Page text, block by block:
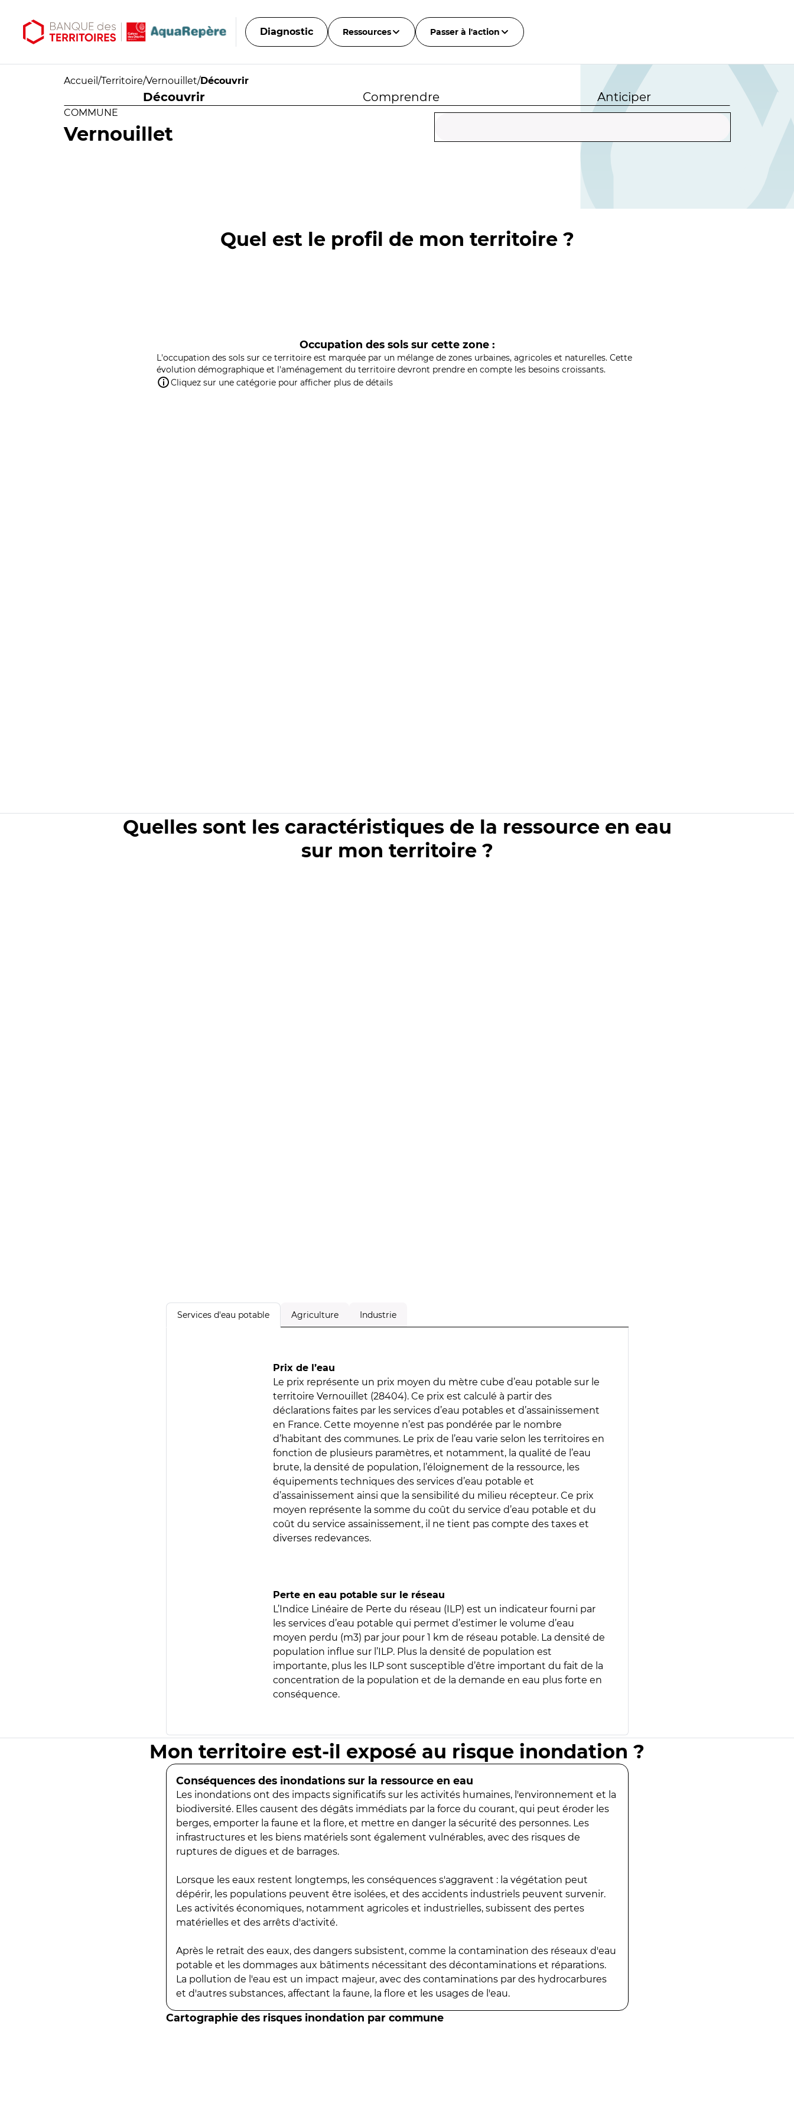
Diagnostic Ressources Passer à l'action
Accueil /Territoire/Vernouillet/Découvrir
Découvrir Comprendre Anticiper
COMMUNE
Vernouillet
Quel est le profil de mon territoire ?
Occupation des sols sur cette zone :
L'occupation des sols sur ce territoire est marquée par un mélange de zones urbaines, agricoles et naturelles. Cette
évolution démographique et l'aménagement du territoire devront prendre en compte les besoins croissants.
Cliquez sur une catégorie pour afficher plus de détails
Quelles sont les caractéristiques de la ressource en eau
sur mon territoire ?
Services d'eau potable Agriculture Industrie
Prix de l’eau
Le prix représente un prix moyen du mètre cube d’eau potable sur le
territoire Vernouillet (28404). Ce prix est calculé à partir des
déclarations faites par les services d’eau potables et d’assainissement
en France. Cette moyenne n’est pas pondérée par le nombre
d’habitant des communes. Le prix de l’eau varie selon les territoires en
fonction de plusieurs paramètres, et notamment, la qualité de l’eau
brute, la densité de population, l’éloignement de la ressource, les
équipements techniques des services d’eau potable et
d’assainissement ainsi que la sensibilité du milieu récepteur. Ce prix
moyen représente la somme du coût du service d’eau potable et du
coût du service assainissement, il ne tient pas compte des taxes et
diverses redevances.
Perte en eau potable sur le réseau
L’Indice Linéaire de Perte du réseau (ILP) est un indicateur fourni par
les services d’eau potable qui permet d’estimer le volume d’eau
moyen perdu (m3) par jour pour 1 km de réseau potable. La densité de
population influe sur l’ILP. Plus la densité de population est
importante, plus les ILP sont susceptible d’être important du fait de la
concentration de la population et de la demande en eau plus forte en
conséquence.
Mon territoire est-il exposé au risque inondation ?
Conséquences des inondations sur la ressource en eau
Les inondations ont des impacts significatifs sur les activités humaines, l'environnement et la
biodiversité. Elles causent des dégâts immédiats par la force du courant, qui peut éroder les
berges, emporter la faune et la flore, et mettre en danger la sécurité des personnes. Les
infrastructures et les biens matériels sont également vulnérables, avec des risques de
ruptures de digues et de barrages.
Lorsque les eaux restent longtemps, les conséquences s'aggravent : la végétation peut
dépérir, les populations peuvent être isolées, et des accidents industriels peuvent survenir.
Les activités économiques, notamment agricoles et industrielles, subissent des pertes
matérielles et des arrêts d'activité.
Après le retrait des eaux, des dangers subsistent, comme la contamination des réseaux d'eau
potable et les dommages aux bâtiments nécessitant des décontaminations et réparations.
La pollution de l'eau est un impact majeur, avec des contaminations par des hydrocarbures
et d'autres substances, affectant la faune, la flore et les usages de l'eau.
Cartographie des risques inondation par commune